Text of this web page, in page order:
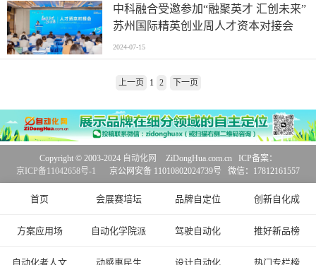
中科融合受邀参加“融聚英才 汇创未来”
苏州国际精英创业周人才资本对接会
2024-07-15
上一页 1 2 下一页
首页 会展赛培坛 品牌自定位 创新自化成
方案应用场 自动化学院派 驾驶自动化 推好新品榜
自动化者人文 动感惠民生 设计自动化 热门专栏榜
Copyright © 2003-2024 自动化网
ZiDongHua.com.cn ICP备案：
京ICP备11042658号-1
京公网安备 11010802024739号 微信：17812161557